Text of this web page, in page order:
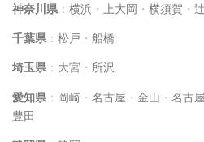
神奈川県 ： 横浜 ・ 上大岡 ・ 横須賀 ・
千葉県 ： 松戸 ・ 船橋
埼玉県 ： 大宮 ・ 所沢
愛知県 ： 岡崎 ・ 名古屋 ・ 金山 ・ 名古
豊田